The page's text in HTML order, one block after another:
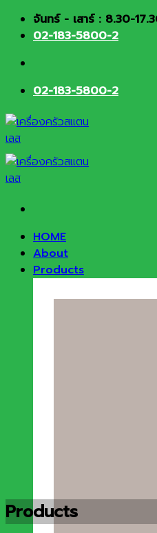
Skip จันทร์ - เสาร์ : 8.30-
02-183-5800-2
02-183-5800-2
HOME
About
Products
Products